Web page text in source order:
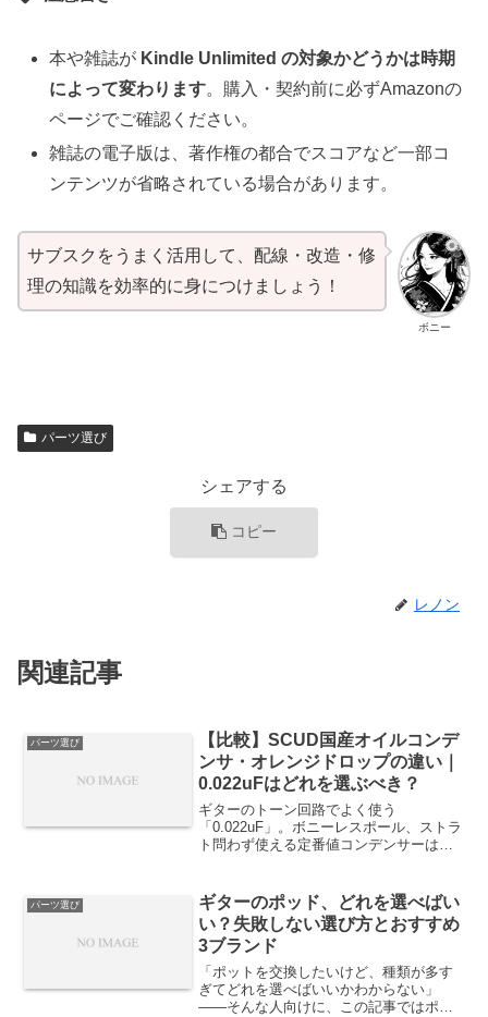
本や雑誌が Kindle Unlimited の対象かどうかは時期
によって変わります。購入・契約前に必ずAmazonの
ページでご確認ください。
雑誌の電子版は、著作権の都合でスコアなど一部コ
ンテンツが省略されている場合があります。
ボニー
サブスクをうまく活用して、配線・改造・修
理の知識を効率的に身につけましょう！
パーツ選び
シェアする
コピー
レノン
関連記事
パーツ選び
【比較】SCUD国産オイルコンデ
ンサ・オレンジドロップの違い｜
0.022uFはどれを選ぶべき？
ギターのトーン回路でよく使う
「0.022uF」。ボニーレスポール、ストラ
ト問わず使える定番値コンデンサーは同
ントです。初めてのコンデンサー選びで
特に候補にあがるものは「...
パーツ選び
ギターのポッド、どれを選べばい
い？失敗しない選び方とおすすめ
3ブランド
「ポットを交換したいけど、種類が多す
ぎてどれを選べばいいかわからない」
——そんな人向けに、この記事ではポッ